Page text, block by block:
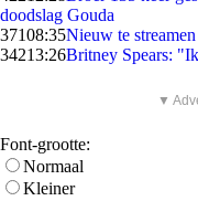
doodslag Gouda
37108:35Nieuw te
34213:26Britney Spears:
▼
Font-grootte:
Normaal
Kleiner